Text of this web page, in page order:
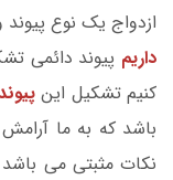
ازدواج یک نوع
داریم پیوند دائمی
کنیم تشکیل این
باشد که به ما
نکات مثبتی می باشد